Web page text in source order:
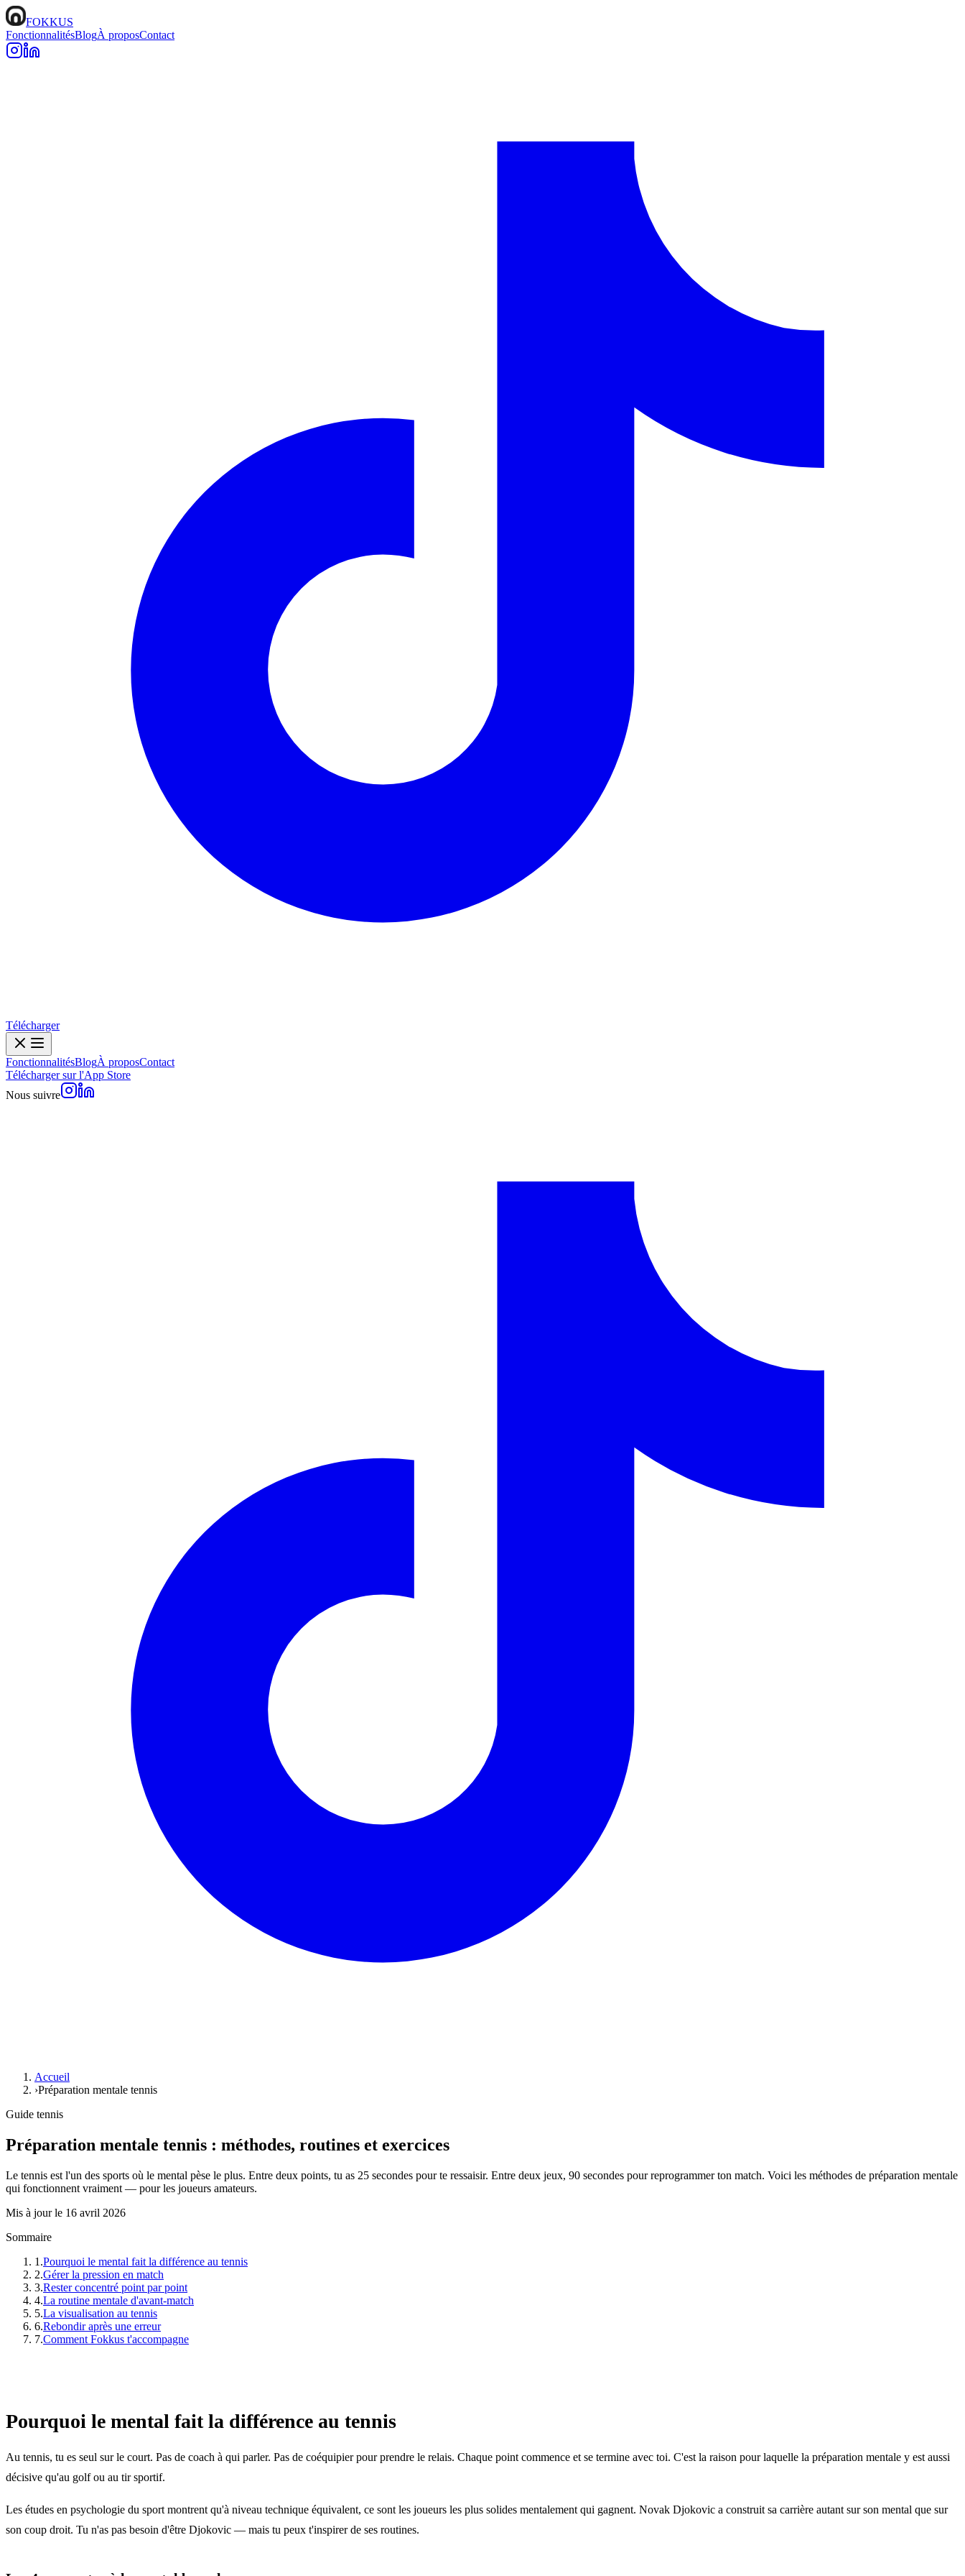
FOKKUS
FonctionnalitésBlogÀ proposContact
Télécharger
FonctionnalitésBlogÀ proposContact
Télécharger sur l'App Store
Nous suivre
Accueil
›Préparation mentale tennis
Guide tennis
Préparation mentale tennis : méthodes, routines et exercices
Le tennis est l'un des sports où le mental pèse le plus. Entre deux points, tu as 25 secondes pour te ressaisir. Entre deux jeux, 90 secondes pour reprogrammer ton match. Voici les méthodes de préparation mentale
qui fonctionnent vraiment — pour les joueurs amateurs.
Mis à jour le 16 avril 2026
Sommaire
1 .Pourquoi le mental fait la différence au tennis
2.Gérer la pression en match
3.Rester concentré point par point
4.La routine mentale d'avant-match
5.La visualisation au tennis
6.Rebondir après une erreur
7.Comment Fokkus t'accompagne
Pourquoi le mental fait la différence au tennis
Au tennis, tu es seul sur le court. Pas de coach à qui parler. Pas de coéquipier pour prendre le relais. Chaque point commence et se termine avec toi. C'est la raison pour laquelle la préparation mentale y est aussi
décisive qu'au golf ou au tir sportif.
Les études en psychologie du sport montrent qu'à niveau technique équivalent, ce sont les joueurs les plus solides mentalement qui gagnent. Novak Djokovic a construit sa carrière autant sur son mental que sur
son coup droit. Tu n'as pas besoin d'être Djokovic — mais tu peux t'inspirer de ses routines.